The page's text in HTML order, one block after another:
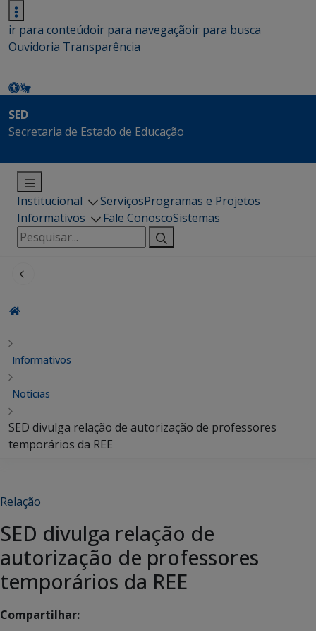
ir para conteúdoir para navegaçãoir para busca
Ouvidoria Transparência
SED
Secretaria de Estado de Educação
Institucional ServiçosProgramas e Projetos
Informativos
Fale ConoscoSistemas
Pesquisar
por:
Informativos
Notícias
SED divulga relação de autorização de professores
temporários da REE
Relação
SED divulga relação de
autorização de professores
temporários da REE
Compartilhar: